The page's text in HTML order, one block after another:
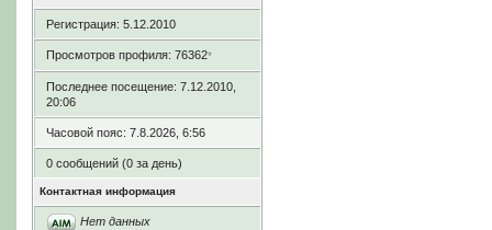
Регистрация: 5.12.2010
Просмотров профиля: 76362*
Последнее посещение: 7.12.2010,
20:06
Часовой пояс: 7.8.2026, 6:56
0 сообщений (0 за день)
Контактная информация
Нет данных